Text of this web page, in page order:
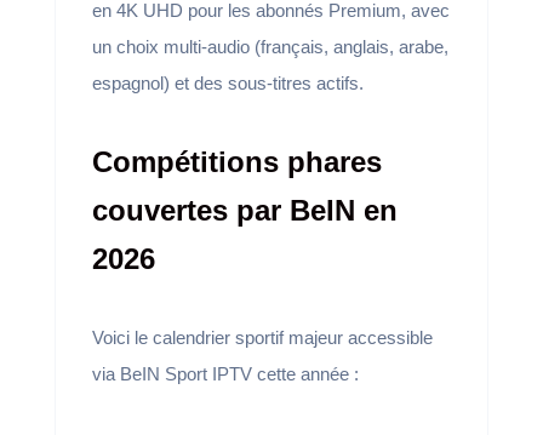
en 4K UHD pour les abonnés Premium, avec
un choix multi-audio (français, anglais, arabe,
espagnol) et des sous-titres actifs.
Compétitions phares
couvertes par BeIN en
2026
Voici le calendrier sportif majeur accessible
via BeIN Sport IPTV cette année :